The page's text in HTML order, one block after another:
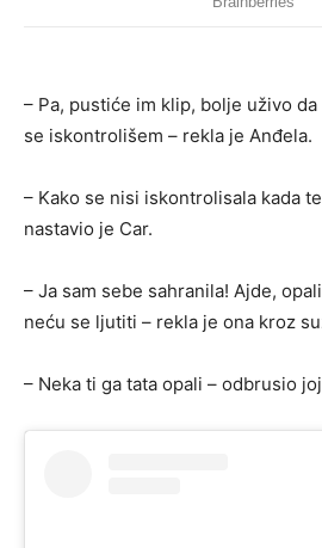
– Pa, pustiće im klip, bolje uživo
se iskontrolišem – rekla je Anđela.
– Kako se nisi iskontrolisala kada
nastavio je Car.
– Ja sam sebe sahranila! Ajde,
neću se ljutiti – rekla je ona kroz
– Neka ti ga tata opali – odbrusio